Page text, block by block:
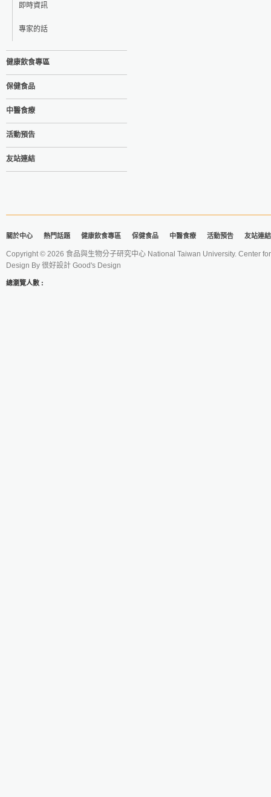
即時資訊
專家的話
健康飲食專區
保健食品
中醫食療
活動預告
友站連結
關於中心 熱門話題 健康飲食專區 保健食品 中醫食療 活動預告 友站連結
Copyright © 2026 食品與生物分子研究中心 National Taiwan University. Center
Design By 很好設計 Good's Design
總瀏覽人數 :